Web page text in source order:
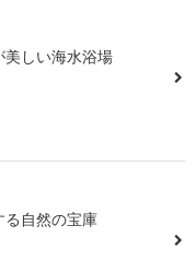
美しい海水浴場
る自然の宝庫